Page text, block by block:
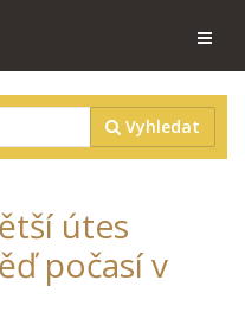
Vyhledat
útes
počasí v